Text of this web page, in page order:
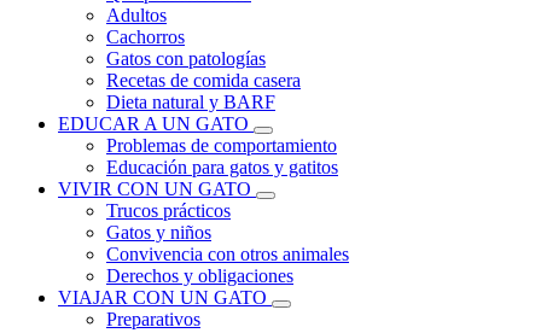
Adultos
Cachorros
Gatos con patologías
Recetas de comida casera
Dieta natural y BARF
EDUCAR A UN GATO
Problemas de comportamiento
Educación para gatos y gatitos
VIVIR CON UN GATO
Trucos prácticos
Gatos y niños
Convivencia con otros animales
Derechos y obligaciones
VIAJAR CON UN GATO
Preparativos